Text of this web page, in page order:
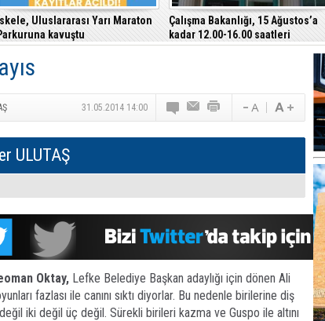
Uluslararası Yarı Maraton
kavuştu
Çalışma Bakanlığı, 15 Ağustos’a
kadar 12.00-16.00 saatleri
arasında güneş altında çalışmayı
31.05.2014 14:00
ULUTAŞ
Oktay, Lefke Belediye Başkan adaylığı için dönen Ali
fazlası ile canını sıktı diyorlar. Bu nedenle birilerine diş
iki değil üç değil. Sürekli birileri kazma ve Guspo ile altını